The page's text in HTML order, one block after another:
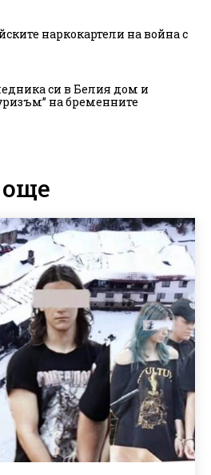
наркокартели на война с
си в Белия дом и
на бременните